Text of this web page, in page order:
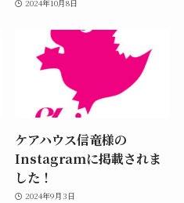
2024年10月8日
ケアハウス信竜様の
Instagramに掲載されま
した！
2024年9月3日